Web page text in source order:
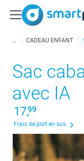
CADEAU ENFANT
Sac
avec IA
17,99
Frais de port en sus